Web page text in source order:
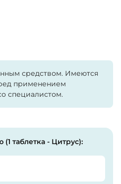
средством. Имеются
применением
специалистом.
таблетка - Цитрус):